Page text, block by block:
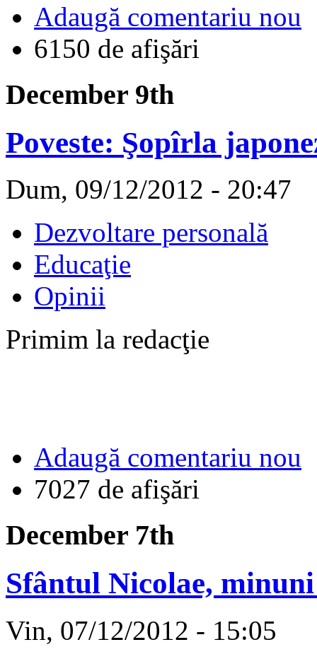
Adaugă comentariu nou
6150 de afişări
December 9th
Poveste: Şopîrla
Dum, 09/12/2012 - 20:47
Dezvoltare personală
Educaţie
Opinii
Primim la redacţie
Adaugă comentariu nou
7027 de afişări
December 7th
Sfântul Nicolae,
Vin, 07/12/2012 - 15:05